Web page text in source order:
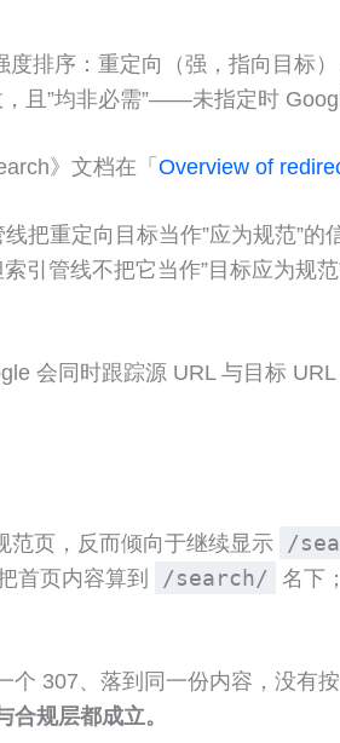
排序：重定向（强，指向目标）
且”均非必需”——未指定时
》文档在「 Overview of
把重定向目标当作”应为规范”的
引管线不把它当作”目标应为规
会同时跟踪源 URL 与目标
范页，反而倾向于继续显示 /
首页内容算到 /search/ 名下
307、落到同一份内容，没有
合规层都成立。